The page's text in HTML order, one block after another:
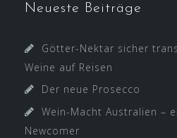
Neueste Beiträge
Götter-Nektar sicher
Weine auf Reisen
Der neue Prosecco
Wein-Macht Australien –
Newcomer